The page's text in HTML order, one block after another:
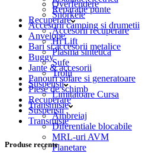
Reparatie punte
Recuperare
Accesorii recuperare
Hi Lift
Plasma sintetica
Sufe
Trolii
Suspensii
Limitatoare Cursa
Transmisie
Ambreiaj
Diferentiale blocabile
MRL-uri AVM
Planetare
Overfendere
Snorkele
Accesorii camping si drumetii
Anvelope
Bari si accesorii metalice
Buggy
Jante & accesorii
Panouri solare si generatoare
Piese de schimb
Recuperare
Suspensii
Transmisie
Produse recente